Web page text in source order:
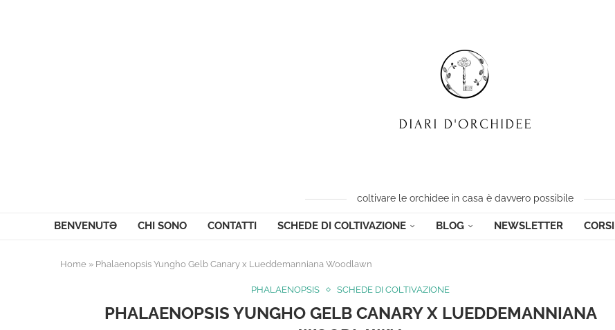
coltivare le orchidee in casa è davvero possibile
BENVENUTƏ CHI SONO CONTATTI SCHEDE DI COLTIVAZIONE BLOG NEWSLETTER CORSI
Home » Phalaenopsis Yungho Gelb Canary x Lueddemanniana Woodlawn
PHALAENOPSIS SCHEDE DI COLTIVAZIONE
PHALAENOPSIS YUNGHO GELB CANARY X LUEDDEMANNIANA